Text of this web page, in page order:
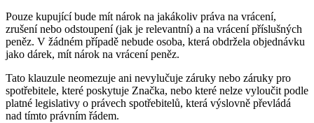
Pouze kupující bude mít nárok na jakákoliv práva na vrácení,
zrušení nebo odstoupení (jak je relevantní) a na vrácení příslušných
peněz. V žádném případě nebude osoba, která obdržela objednávku
jako dárek, mít nárok na vrácení peněz.
Tato klauzule neomezuje ani nevylučuje záruky nebo záruky pro
spotřebitele, které poskytuje Značka, nebo které nelze vyloučit podle
platné legislativy o právech spotřebitelů, která výslovně převládá
nad tímto právním řádem.